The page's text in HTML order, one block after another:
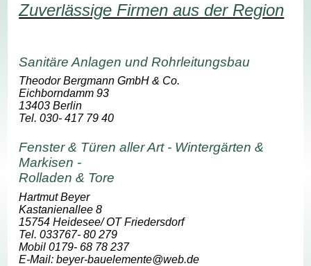
Zuverlässige Firmen aus der Region
Sanitäre Anlagen und Rohrleitungsbau
Theodor Bergmann GmbH & Co.
Eichborndamm 93
13403 Berlin
Tel. 030- 417 79 40
Fenster & Türen aller Art - Wintergärten &
Markisen -
Rolladen & Tore
Hartmut Beyer
Kastanienallee 8
15754 Heidesee/ OT Friedersdorf
Tel. 033767- 80 279
Mobil 0179- 68 78 237
E-Mail: beyer-bauelemente@web.de